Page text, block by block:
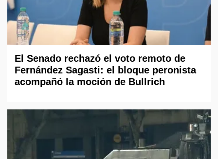
El Senado rechazó el voto remoto de
Fernández Sagasti: el bloque peronista
acompañó la moción de Bullrich